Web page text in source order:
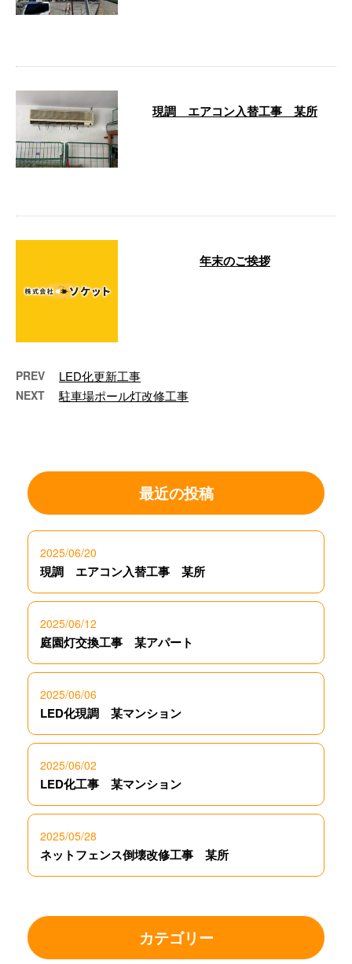
現調 エアコン入替工事 某所
年末のご挨拶
PREV LED化更新工事
NEXT 駐車場ポール灯改修工事
最近の投稿
2025/06/20
現調 エアコン入替工事 某所
2025/06/12
庭園灯交換工事 某アパート
2025/06/06
LED化現調 某マンション
2025/06/02
LED化工事 某マンション
2025/05/28
ネットフェンス倒壊改修工事 某所
カテゴリー